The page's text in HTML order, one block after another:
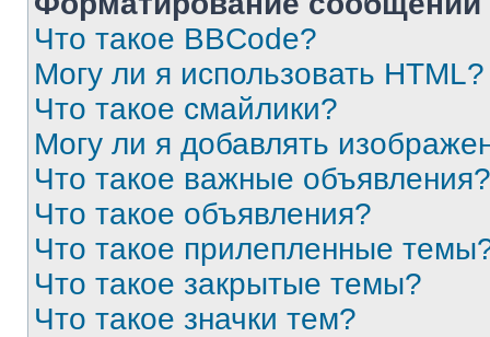
Что такое BBCode?
Могу ли я использовать HTML?
Что такое смайлики?
Могу ли я добавлять
Что такое важные объявления?
Что такое объявления?
Что такое прилепленные
Что такое закрытые темы?
Что такое значки тем?